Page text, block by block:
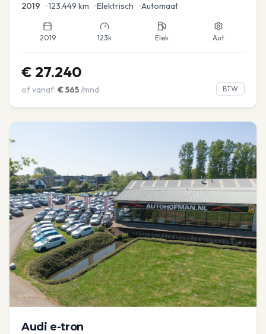
2019 •123.449 km •Elektrisch •Automaat
2019 123k Elek Aut
€ 27.240
of vanaf: € 565/mnd BTW
Audi e-tron